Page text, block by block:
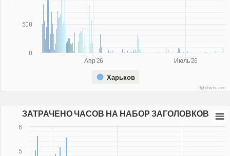
Июль '26
Апр '26
0
500
Харьков
Highcharts.com
ЗАТРАЧЕНО ЧАСОВ НА НАБОР ЗАГОЛОВКОВ
5
6